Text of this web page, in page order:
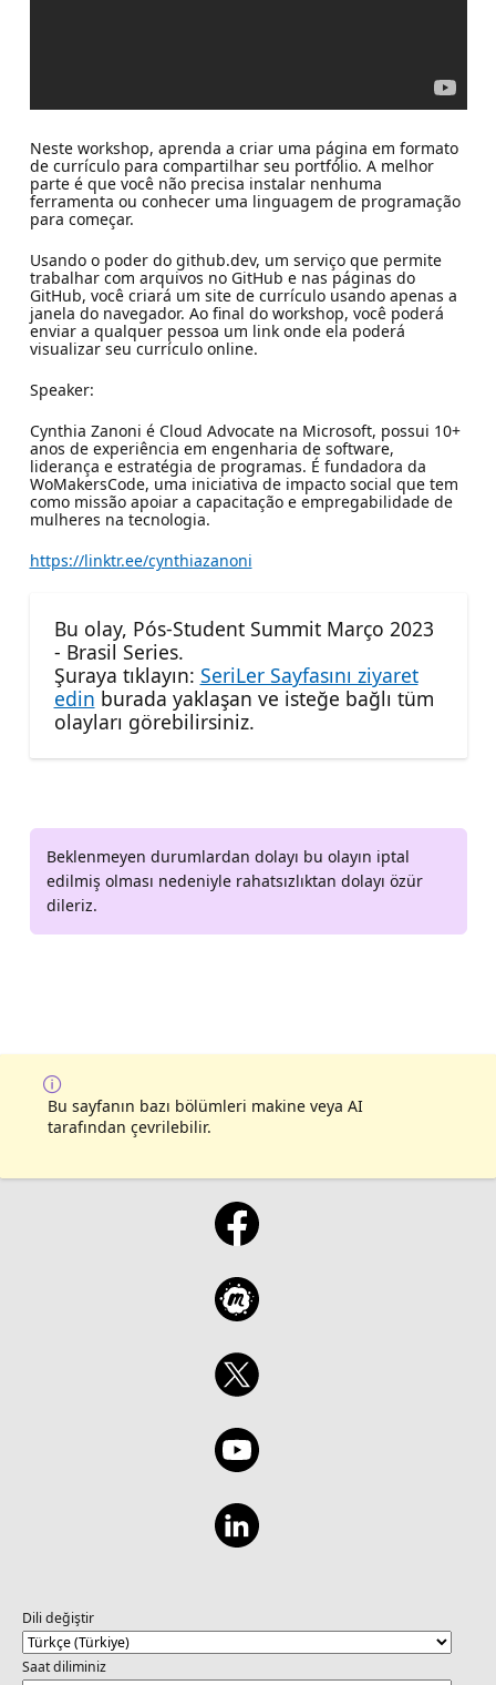
Neste workshop, aprenda a criar uma página em formato
de currículo para compartilhar seu portfólio. A melhor
parte é que você não precisa instalar nenhuma
ferramenta ou conhecer uma linguagem de programação
para começar.
Usando o poder do github.dev, um serviço que permite
trabalhar com arquivos no GitHub e nas páginas do
GitHub, você criará um site de currículo usando apenas a
janela do navegador. Ao final do workshop, você poderá
enviar a qualquer pessoa um link onde ela poderá
visualizar seu currículo online.
Speaker:
Cynthia Zanoni é Cloud Advocate na Microsoft, possui 10+
anos de experiência em engenharia de software,
liderança e estratégia de programas. É fundadora da
WoMakersCode, uma iniciativa de impacto social que tem
como missão apoiar a capacitação e empregabilidade de
mulheres na tecnologia.
https://linktr.ee/cynthiazanoni
Bu olay, Pós-Student Summit Março 2023
- Brasil Series.
Şuraya tıklayın: SeriLer Sayfasını ziyaret
edin burada yaklaşan ve isteğe bağlı tüm
olayları görebilirsiniz.
Beklenmeyen durumlardan dolayı bu olayın iptal
edilmiş olması nedeniyle rahatsızlıktan dolayı özür
dileriz.
Bu sayfanın bazı bölümleri makine veya AI
tarafından çevrilebilir.
Dili değiştir
Saat diliminiz